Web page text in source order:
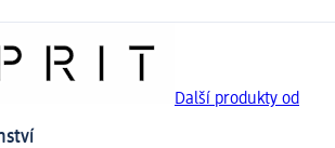
Další produkty od